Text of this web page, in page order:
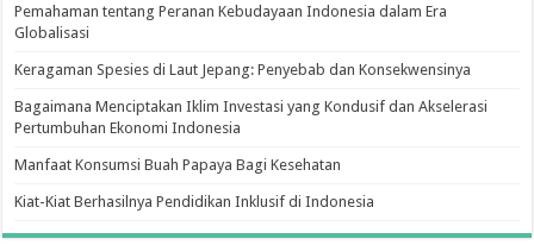
Pemahaman tentang Peranan Kebudayaan Indonesia dalam Era
Globalisasi
Keragaman Spesies di Laut Jepang: Penyebab dan Konsekwensinya
Bagaimana Menciptakan Iklim Investasi yang Kondusif dan Akselerasi
Pertumbuhan Ekonomi Indonesia
Manfaat Konsumsi Buah Papaya Bagi Kesehatan
Kiat-Kiat Berhasilnya Pendidikan Inklusif di Indonesia